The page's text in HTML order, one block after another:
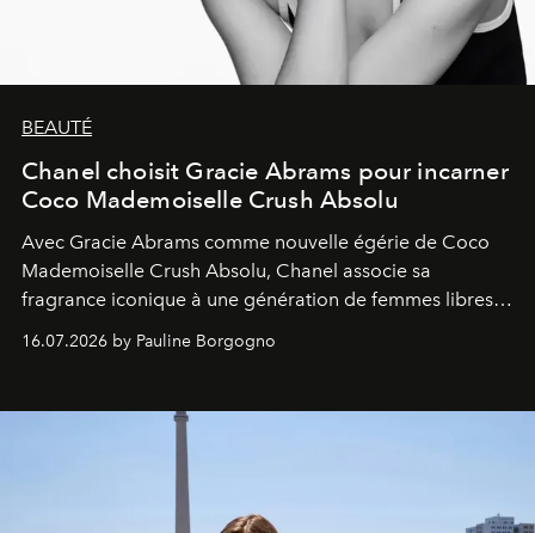
BEAUTÉ
Chanel choisit Gracie Abrams pour incarner
Coco Mademoiselle Crush Absolu
Avec Gracie Abrams comme nouvelle égérie de Coco
Mademoiselle Crush Absolu, Chanel associe sa
fragrance iconique à une génération de femmes libres,
audacieuses et instinctivement élégantes.
16.07.2026 by Pauline Borgogno